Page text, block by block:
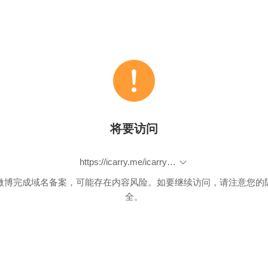
将要访问
https://icarry.me/icarry-store.php?v=173
博完成域名备案，可能存在内容风险。如要继续访问，请注意您的
全。